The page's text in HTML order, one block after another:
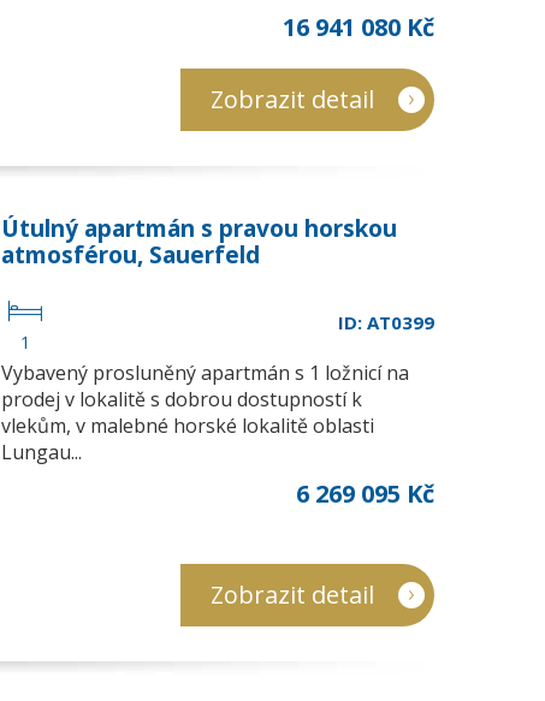
16 941 080 Kč
Zobrazit detail
Útulný apartmán s pravou horskou
atmosférou, Sauerfeld
1
ID: AT0399
Vybavený prosluněný apartmán s 1 ložnicí na
prodej v lokalitě s dobrou dostupností k
vlekům, v malebné horské lokalitě oblasti
Lungau...
6 269 095 Kč
Zobrazit detail